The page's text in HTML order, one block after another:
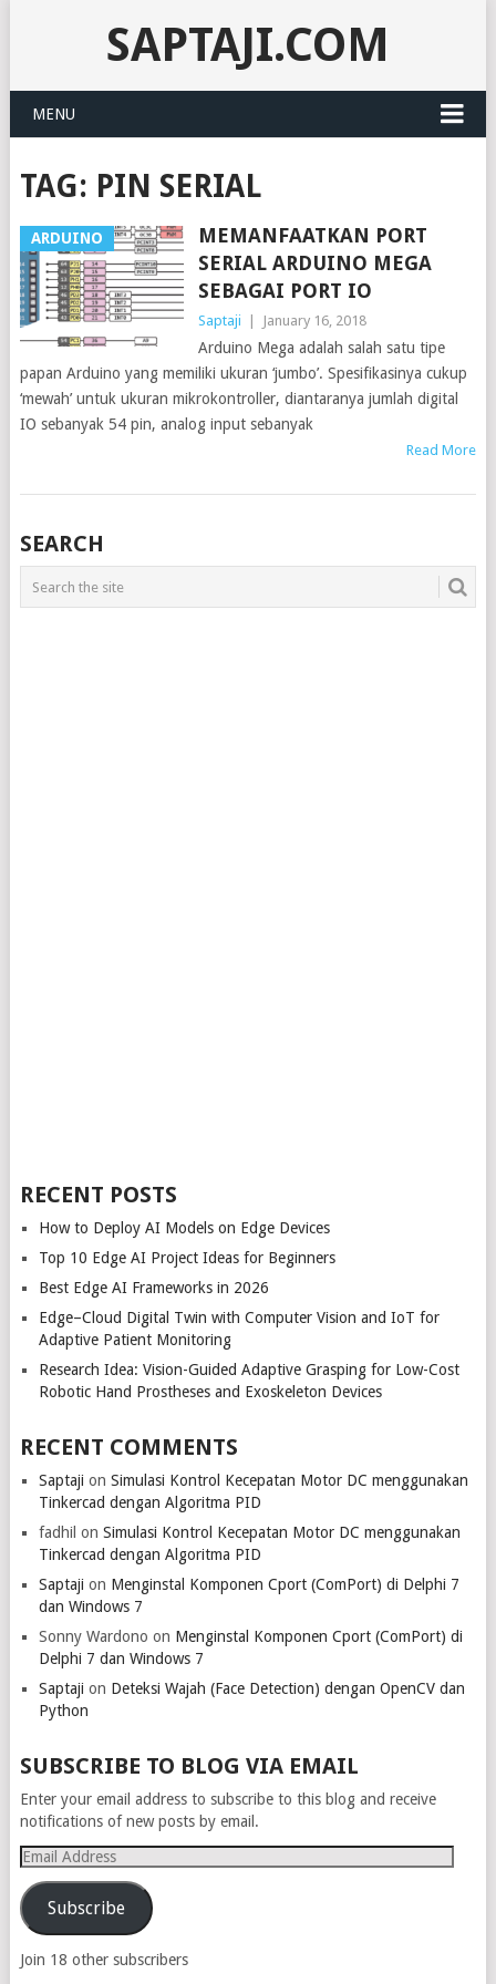
SAPTAJI.COM
MENU
TAG: PIN SERIAL
ARDUINO
MEMANFAATKAN PORT
SERIAL ARDUINO MEGA
SEBAGAI PORT IO
Saptaji January 16, 2018
Arduino Mega adalah salah satu tipe
papan Arduino yang memiliki ukuran ‘jumbo’. Spesifikasinya cukup
‘mewah’ untuk ukuran mikrokontroller, diantaranya jumlah digital
IO sebanyak 54 pin, analog input sebanyak
Read More
SEARCH
RECENT POSTS
How to Deploy AI Models on Edge Devices
Top 10 Edge AI Project Ideas for Beginners
Best Edge AI Frameworks in 2026
Edge–Cloud Digital Twin with Computer Vision and IoT for
Adaptive Patient Monitoring
Research Idea: Vision-Guided Adaptive Grasping for Low-Cost
Robotic Hand Prostheses and Exoskeleton Devices
RECENT COMMENTS
Saptaji on Simulasi Kontrol Kecepatan Motor DC menggunakan
Tinkercad dengan Algoritma PID
fadhil on Simulasi Kontrol Kecepatan Motor DC menggunakan
Tinkercad dengan Algoritma PID
Saptaji on Menginstal Komponen Cport (ComPort) di Delphi 7
dan Windows 7
Sonny Wardono on Menginstal Komponen Cport (ComPort) di
Delphi 7 dan Windows 7
Saptaji on Deteksi Wajah (Face Detection) dengan OpenCV dan
Python
SUBSCRIBE TO BLOG VIA EMAIL
Enter your email address to subscribe to this blog and receive
notifications of new posts by email.
Email
Address
Subscribe
Join 18 other subscribers